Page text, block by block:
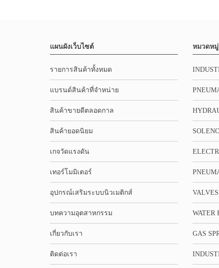
แผนผังเว็บไซต์
รายการสินค้าทั้งหมด
แบรนด์สินค้าที่จำหน่าย
สินค้าขายดีตลอดกาล
สินค้ายอดนิยม
เกจวัดแรงดัน
เทอร์โมมิเตอร์
อุปกรณ์เสริมระบบนิวเมติกส์
บทความอุตสาหกรรม
เกี่ยวกับเรา
ติดต่อเรา
หมวดห
WATER
GAS